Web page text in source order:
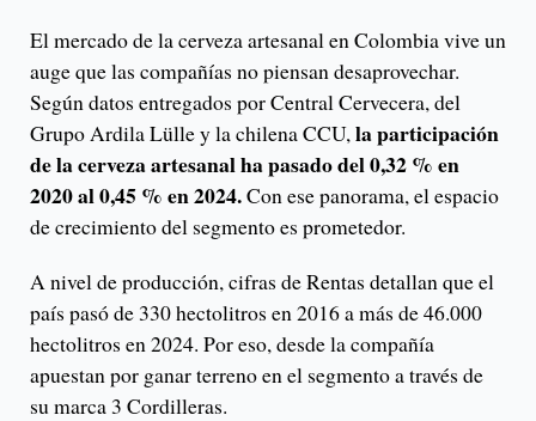
El mercado de la cerveza artesanal en Colombia vive un
auge que las compañías no piensan desaprovechar.
Según datos entregados por Central Cervecera, del
Grupo Ardila Lülle y la chilena CCU,la participación
de la cerveza artesanal ha pasado del 0,32 % en
2020 al 0,45 % en 2024.Con ese panorama, el espacio
de crecimiento del segmento es prometedor.
A nivel de producción, cifras de Rentas detallan que el
país pasó de 330 hectolitros en 2016 a más de 46.000
hectolitros en 2024. Por eso, desde la compañía
apuestan por ganar terreno en el segmento a través de
su marca 3 Cordilleras.